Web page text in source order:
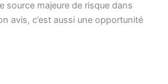
source majeure de risque dans
avis, c’est aussi une opportunité